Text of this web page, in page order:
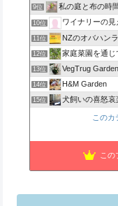
9位 私の庭と布の時
10位 ワイナリーの見える
11位 NZのオバハン
12位 家庭菜園を通
13位 VegTrug
14位 H&M Garden
15位 犬飼いの喜怒
このカ
この